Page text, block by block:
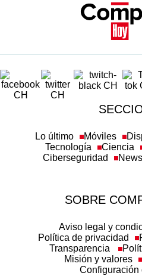
Lo último Móviles
Tecnología
Ciencia
Ciberseguridad
SOBRE
Aviso legal y
Política de privacidad
Transparencia
Misión y valores
Configuración